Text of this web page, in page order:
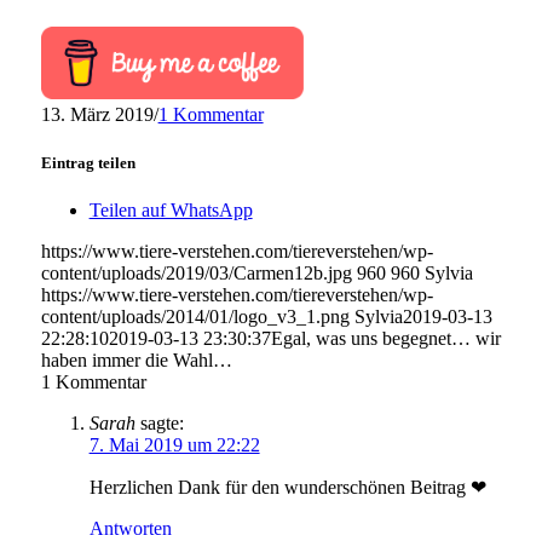
13. März 2019/1 Kommentar
Eintrag teilen
Teilen auf WhatsApp
https://www.tiere-verstehen.com/tiereverstehen/wp-
content/uploads/2019/03/Carmen12b.jpg 960 960 Sylvia
https://www.tiere-verstehen.com/tiereverstehen/wp-
content/uploads/2014/01/logo_v3_1.png Sylvia2019-03-13
22:28:102019-03-13 23:30:37Egal, was uns begegnet… wir
haben immer die Wahl…
1 Kommentar
Sarah sagte:
7. Mai 2019 um 22:22
Herzlichen Dank für den wunderschönen Beitrag ❤
Antworten